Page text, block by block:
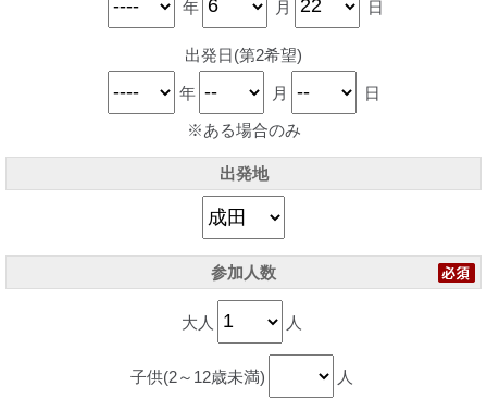
年 月 日
出発日(第2希望)
年 月 日
※ある場合のみ
出発地
参加人数
大人 人
子供(2～12歳未満) 人